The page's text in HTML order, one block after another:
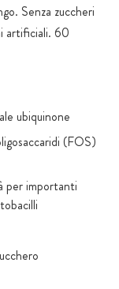
Senza zuccheri
artificiali. 60
ubiquinone
(FOS)
per importanti